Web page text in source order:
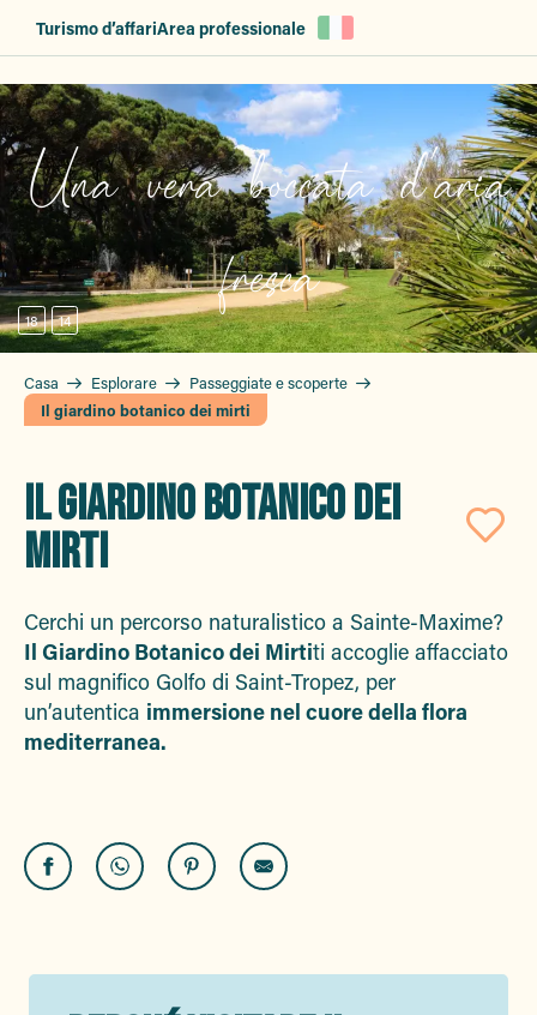
principal
Turismo d’affariArea professionale
Una vera boccata d'aria
fresca
18 14
Casa Esplorare
Passeggiate e scoperte
Il giardino botanico dei mirti
IL GIARDINO BOTANICO DEI
MIRTI
Cerchi un percorso naturalistico a Sainte-Maxime?
Il Giardino Botanico dei Mirtiti accoglie affacciato
sul magnifico Golfo di Saint-Tropez, per
un’autentica immersione nel cuore della flora
mediterranea.